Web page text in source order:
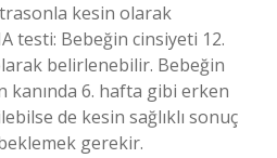
kesin olarak
testi: Bebeğin cinsiyeti 12.
belirlenebilir. Bebeğin
kanında 6. hafta gibi erken
de kesin sağlıklı sonuç
gerekir.